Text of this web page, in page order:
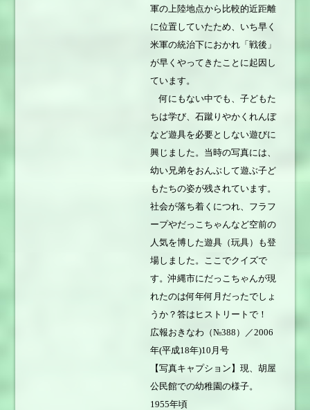
軍の上陸地点から比較的近距離
に位置していたため、いち早く
米軍の統治下におかれ「戦後」
が早くやってきたことに起因し
ています。
何にもない中でも、子どもた
ちは学び、石蹴りやかくれんぼ
など遊具を必要としない遊びに
興じました。当時の写真には、
幼い兄弟をおんぶして遊ぶ子ど
もたちの姿が残されています。
社会が落ち着くにつれ、フラフ
ープやだっこちゃんなど空前の
人気を博した遊具（玩具）も登
場しました。ここでクイズで
す。沖縄市にだっこちゃんが現
れたのは何年何月だったでしょ
うか？答はヒストリートで！
広報おきなわ（№388）／2006
年(平成18年)10月号
【写真キャプション】現、胡屋
公民館での幼稚園の様子。
1955年頃